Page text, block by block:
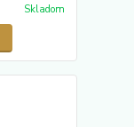
Skladom